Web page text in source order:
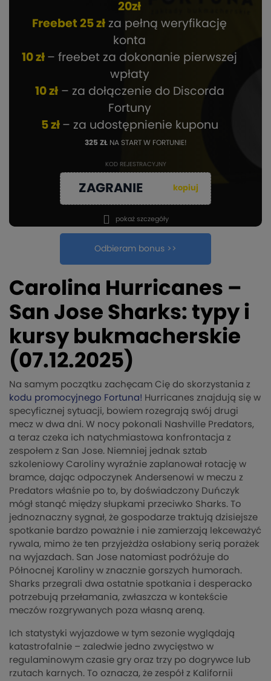
20zł
Freebet 25 zł za pełną weryfikację
konta
10 zł – freebet za dokonanie pierwszej
wpłaty
10 zł– za dołączenie do Discorda
Fortuny
5 zł – za udostępnienie kuponu
325 ZŁ NA START W FORTUNIE!
KOD REJESTRACYJNY
ZAGRANIE kopiuj
Odbieram bonus >>
pokaż szczegóły
Carolina Hurricanes –
San Jose Sharks: typy i
kursy bukmacherskie
(07.12.2025)
Na samym początku zachęcam Cię do skorzystania z
kodu promocyjnego Fortuna! Hurricanes znajdują się w
specyficznej sytuacji, bowiem rozegrają swój drugi
mecz w dwa dni. W nocy pokonali Nashville Predators,
a teraz czeka ich natychmiastowa konfrontacja z
zespołem z San Jose. Niemniej jednak sztab
szkoleniowy Caroliny wyraźnie zaplanował rotację w
bramce, dając odpoczynek Andersenowi w meczu z
Predators właśnie po to, by doświadczony Duńczyk
mógł stanąć między słupkami przeciwko Sharks. To
jednoznaczny sygnał, że gospodarze traktują dzisiejsze
spotkanie bardzo poważnie i nie zamierzają lekceważyć
rywala, mimo że ten przyjeżdża osłabiony serią porażek
na wyjazdach. San Jose natomiast podróżuje do
Północnej Karoliny w znacznie gorszych humorach.
Sharks przegrali dwa ostatnie spotkania i desperacko
potrzebują przełamania, zwłaszcza w kontekście
meczów rozgrywanych poza własną areną.
Ich statystyki wyjazdowe w tym sezonie wyglądają
katastrofalnie – zaledwie jedno zwycięstwo w
regulaminowym czasie gry oraz trzy po dogrywce lub
rzutach karnych. To oznacza, że zespół z Kalifornii